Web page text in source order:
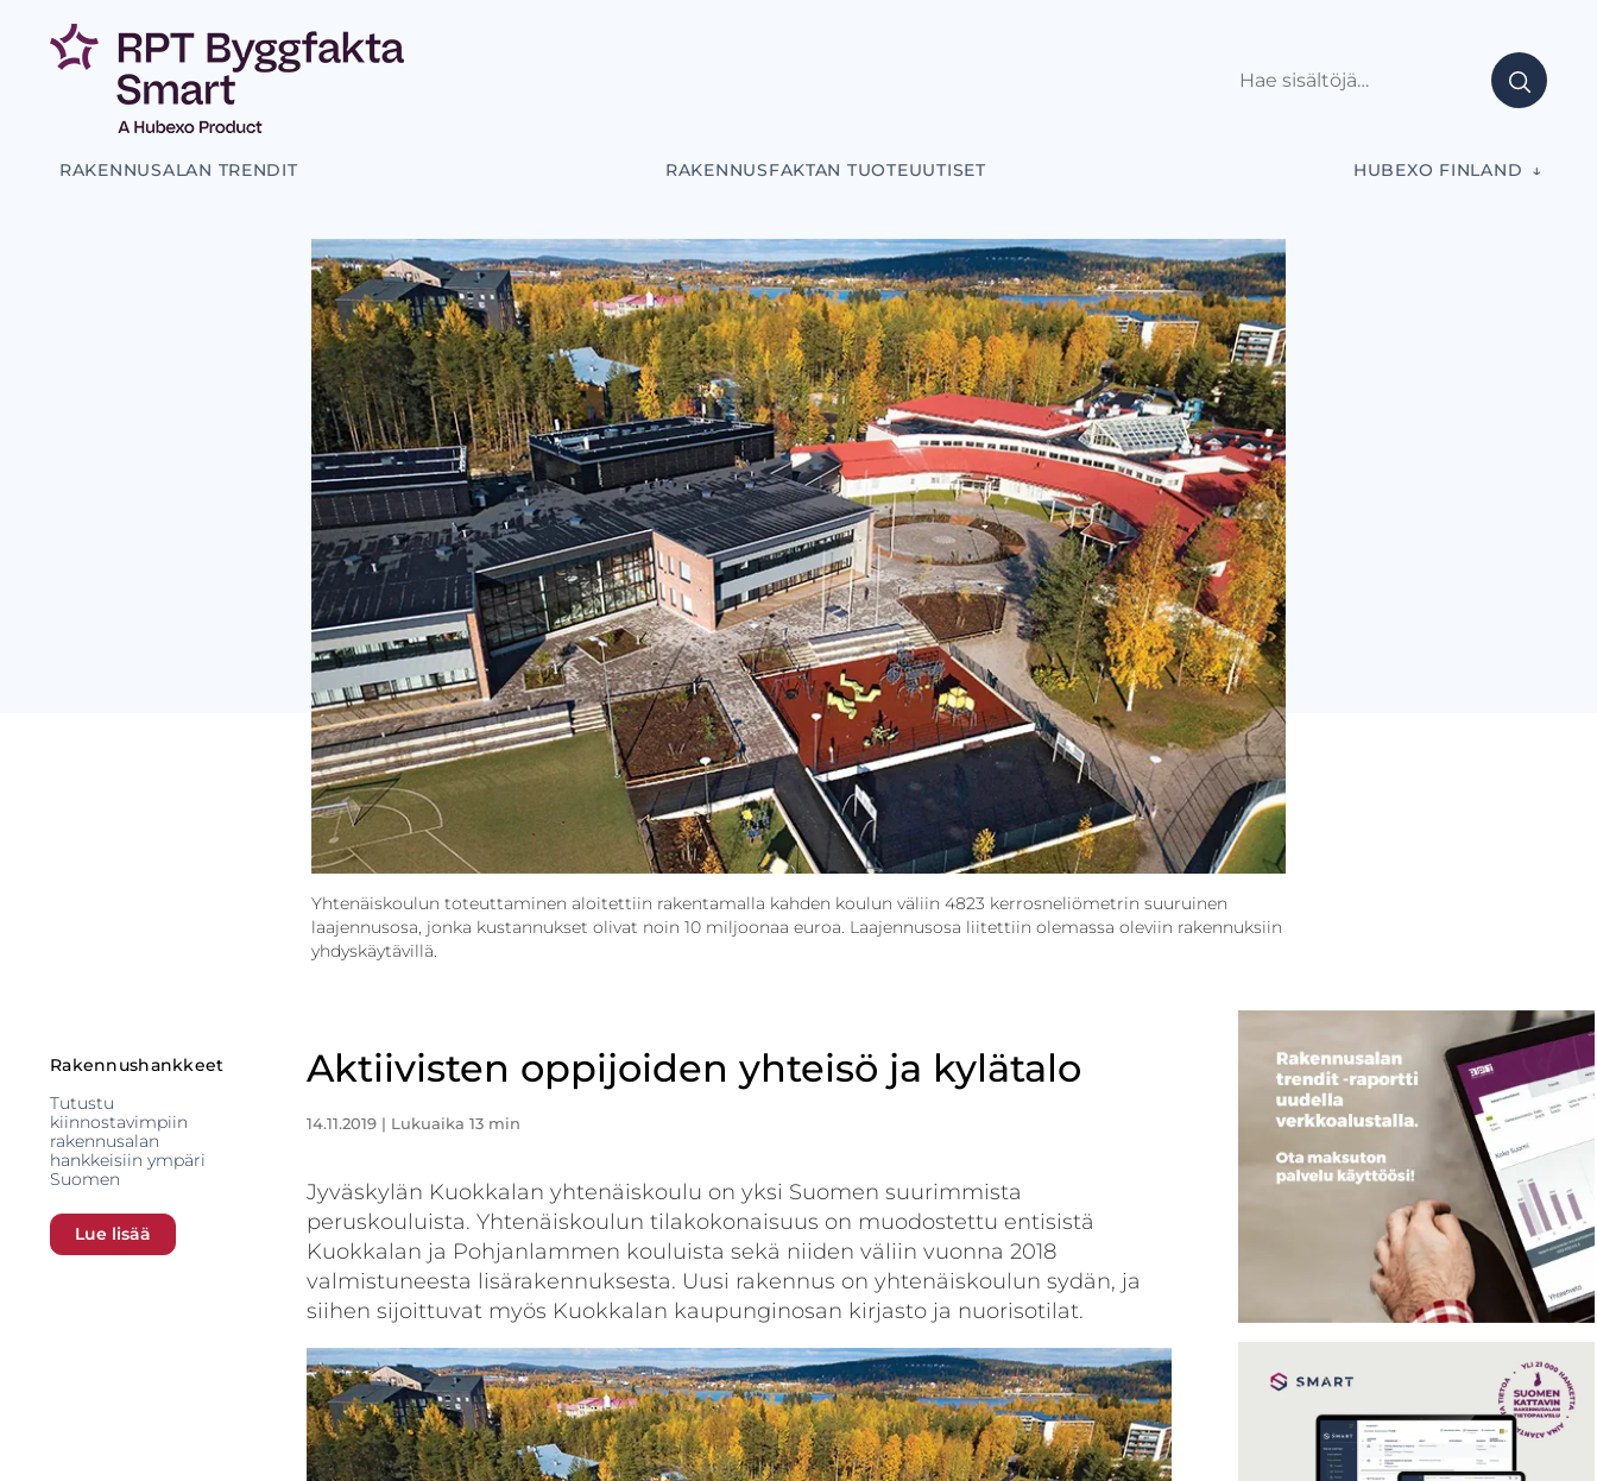
RAKENNUSALAN TRENDIT RAKENNUSFAKTAN TUOTEUUTISET HUBEXO FINLAND
Yhtenäiskoulun toteuttaminen aloitettiin rakentamalla kahden koulun väliin 4823 kerrosneliömetrin suuruinen
laajennusosa, jonka kustannukset olivat noin 10 miljoonaa euroa. Laajennusosa liitettiin olemassa oleviin rakennuksiin
yhdyskäytävillä.
Rakennushankkeet
Tutustu
kiinnostavimpiin
rakennusalan
hankkeisiin ympäri
Suomen
Lue lisää
Aktiivisten oppijoiden yhteisö ja kylätalo
14.11.2019 | Lukuaika 13 min
Jyväskylän Kuokkalan yhtenäiskoulu on yksi Suomen suurimmista
peruskouluista. Yhtenäiskoulun tilakokonaisuus on muodostettu entisistä
Kuokkalan ja Pohjanlammen kouluista sekä niiden väliin vuonna 2018
valmistuneesta lisärakennuksesta. Uusi rakennus on yhtenäiskoulun sydän, ja
siihen sijoittuvat myös Kuokkalan kaupunginosan kirjasto ja nuorisotilat.